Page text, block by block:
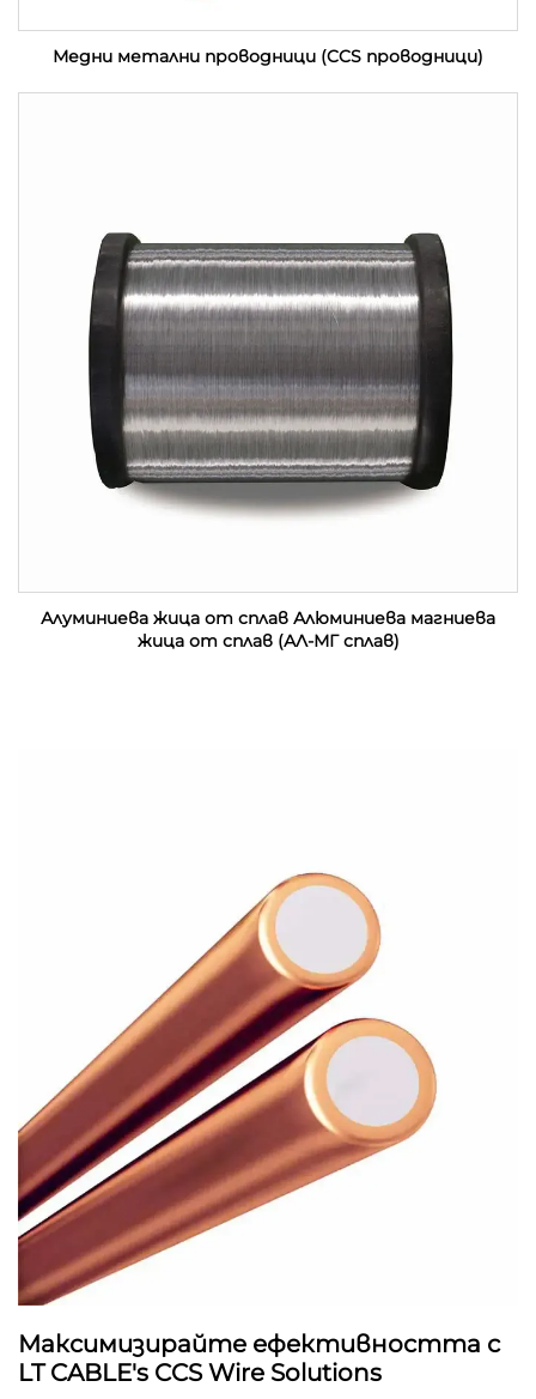
Медни метални проводници (CCS проводници)
Алуминиева жица от сплав Алюминиева магниева
жица от сплав (АЛ-МГ сплав)
Максимизирайте ефективността с
LT CABLE's CCS Wire Solutions